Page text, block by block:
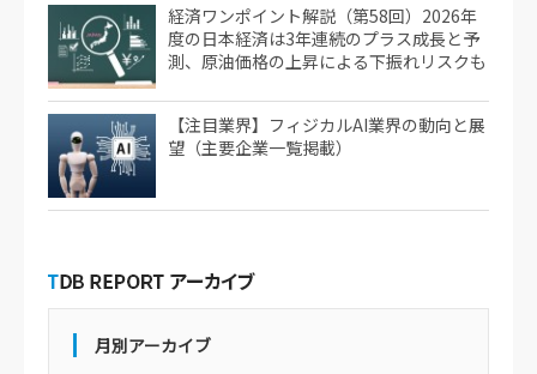
経済ワンポイント解説（第58回）2026年
度の日本経済は3年連続のプラス成長と予
測、原油価格の上昇による下振れリスクも
【注目業界】フィジカルAI業界の動向と展
望（主要企業一覧掲載）
月別アーカイブ